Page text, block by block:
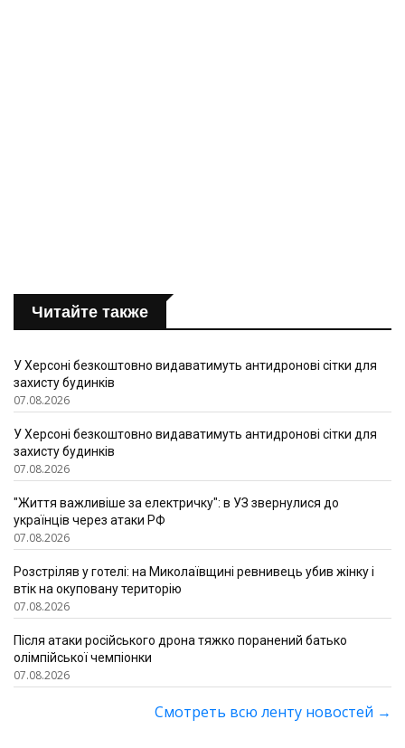
Читайте также
У Херсоні безкоштовно видаватимуть антидронові сітки для
захисту будинків
07.08.2026
У Херсоні безкоштовно видаватимуть антидронові сітки для
захисту будинків
07.08.2026
"Життя важливіше за електричку": в УЗ звернулися до
українців через атаки РФ
07.08.2026
Розстріляв у готелі: на Миколаївщині ревнивець убив жінку і
втік на окуповану територію
07.08.2026
Після атаки російського дрона тяжко поранений батько
олімпійської чемпіонки
07.08.2026
Смотреть всю ленту новостей →